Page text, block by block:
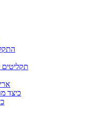
100
תקליטים
כיצד